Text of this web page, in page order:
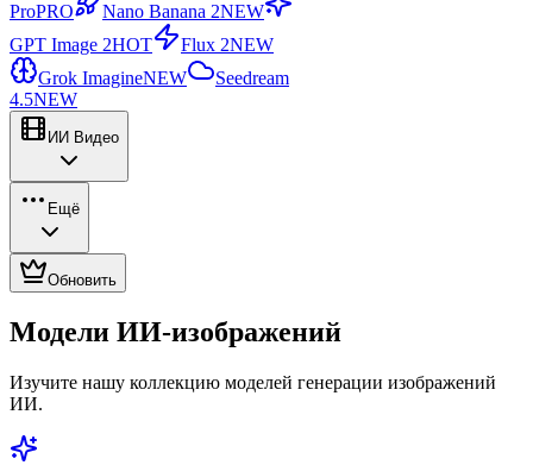
ProPRO Nano Banana 2NEW
GPT Image 2HOT Flux 2NEW
Grok ImagineNEW
Seedream
4.5NEW
ИИ Видео
Ещё
Обновить
Модели ИИ-изображений
Изучите нашу коллекцию моделей генерации изображений
ИИ.